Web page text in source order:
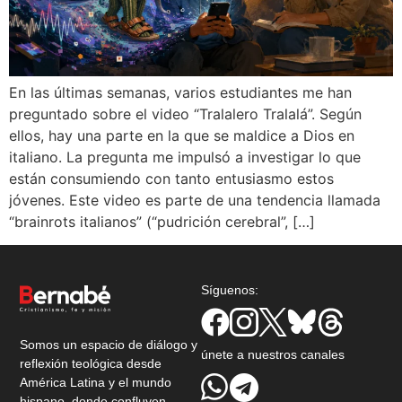
En las últimas semanas, varios estudiantes me han
preguntado sobre el video “Tralalero Tralalá”. Según
ellos, hay una parte en la que se maldice a Dios en
italiano. La pregunta me impulsó a investigar lo que
están consumiendo con tanto entusiasmo estos
jóvenes. Este video es parte de una tendencia llamada
“brainrots italianos” (“pudrición cerebral”, […]
Somos un espacio de diálogo y
reflexión teológica desde
América Latina y el mundo
Síguenos:
únete a nuestros canales